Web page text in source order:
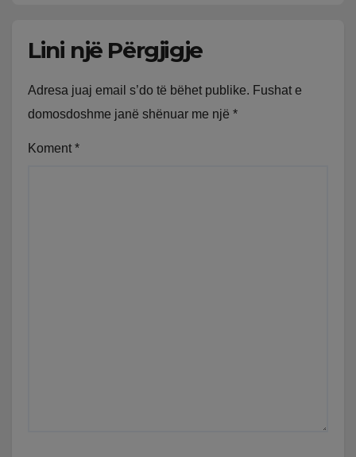
Lini një Përgjigje
Adresa juaj email s’do të bëhet publike. Fushat e
domosdoshme janë shënuar me një *
Koment *